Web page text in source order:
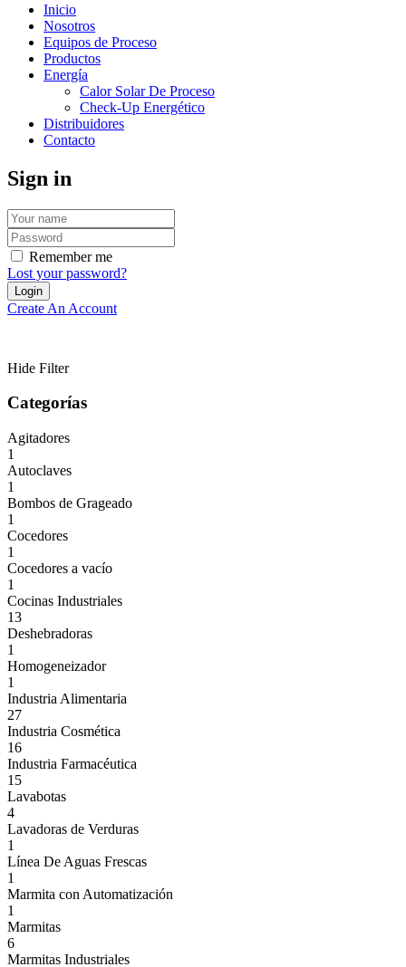
Inicio
Nosotros
Equipos de Proceso
Productos
Energía
Calor Solar De Proceso
Check-Up Energético
Distribuidores
Contacto
Sign in
Remember me
Lost your password?
Create An Account
Hide Filter
Categorías
Agitadores
1
Autoclaves
1
Bombos de Grageado
1
Cocedores
1
Cocedores a vacío
1
Cocinas Industriales
13
Deshebradoras
1
Homogeneizador
1
Industria Alimentaria
27
Industria Cosmética
16
Industria Farmacéutica
15
Lavabotas
4
Lavadoras de Verduras
1
Línea De Aguas Frescas
1
Marmita con Automatización
1
Marmitas
6
Marmitas Industriales